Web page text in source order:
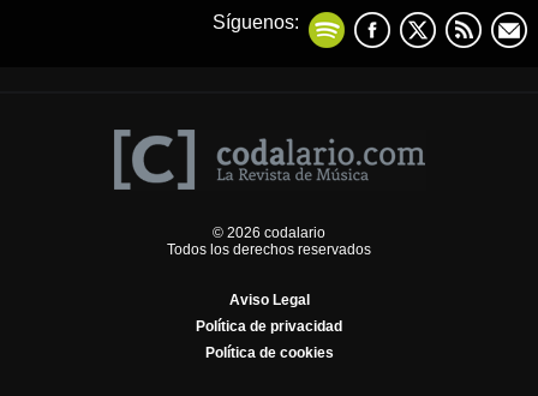
Síguenos:
© 2026 codalario
Todos los derechos reservados
Aviso Legal
Política de privacidad
Política de cookies